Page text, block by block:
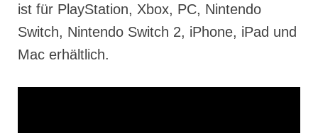
ist für PlayStation, Xbox, PC, Nintendo
Switch, Nintendo Switch 2, iPhone, iPad und
Mac erhältlich.